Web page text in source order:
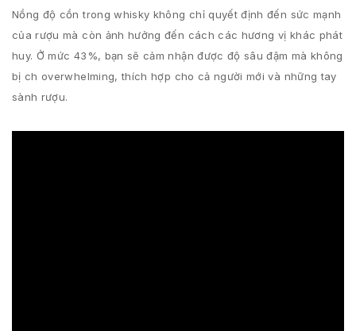
Nồng độ cồn trong whisky không chỉ quyết định đến sức mạnh
của rượu mà còn ảnh hưởng đến cách các hương vị khác phát
huy. Ở mức 43%, bạn sẽ cảm nhận được độ sâu đậm mà không
bị ch overwhelming, thích hợp cho cả người mới và những tay
sành rượu.